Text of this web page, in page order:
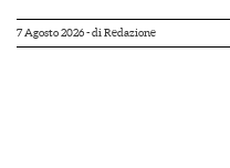
7 Agosto 2026- di Redazione